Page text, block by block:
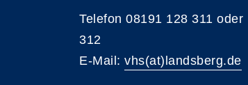
Telefon 08191 128 311 oder
312
E-Mail: vhs(at)landsberg.de